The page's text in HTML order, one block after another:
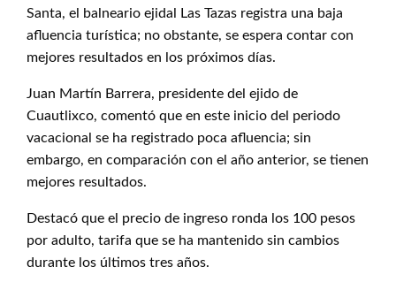
Santa, el balneario ejidal Las Tazas registra una baja
afluencia turística; no obstante, se espera contar con
mejores resultados en los próximos días.
Juan Martín Barrera, presidente del ejido de
Cuautlixco, comentó que en este inicio del periodo
vacacional se ha registrado poca afluencia; sin
embargo, en comparación con el año anterior, se tienen
mejores resultados.
Destacó que el precio de ingreso ronda los 100 pesos
por adulto, tarifa que se ha mantenido sin cambios
durante los últimos tres años.